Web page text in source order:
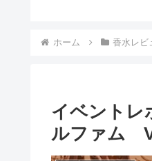
ホーム 香水レビ
イベント
ルファム